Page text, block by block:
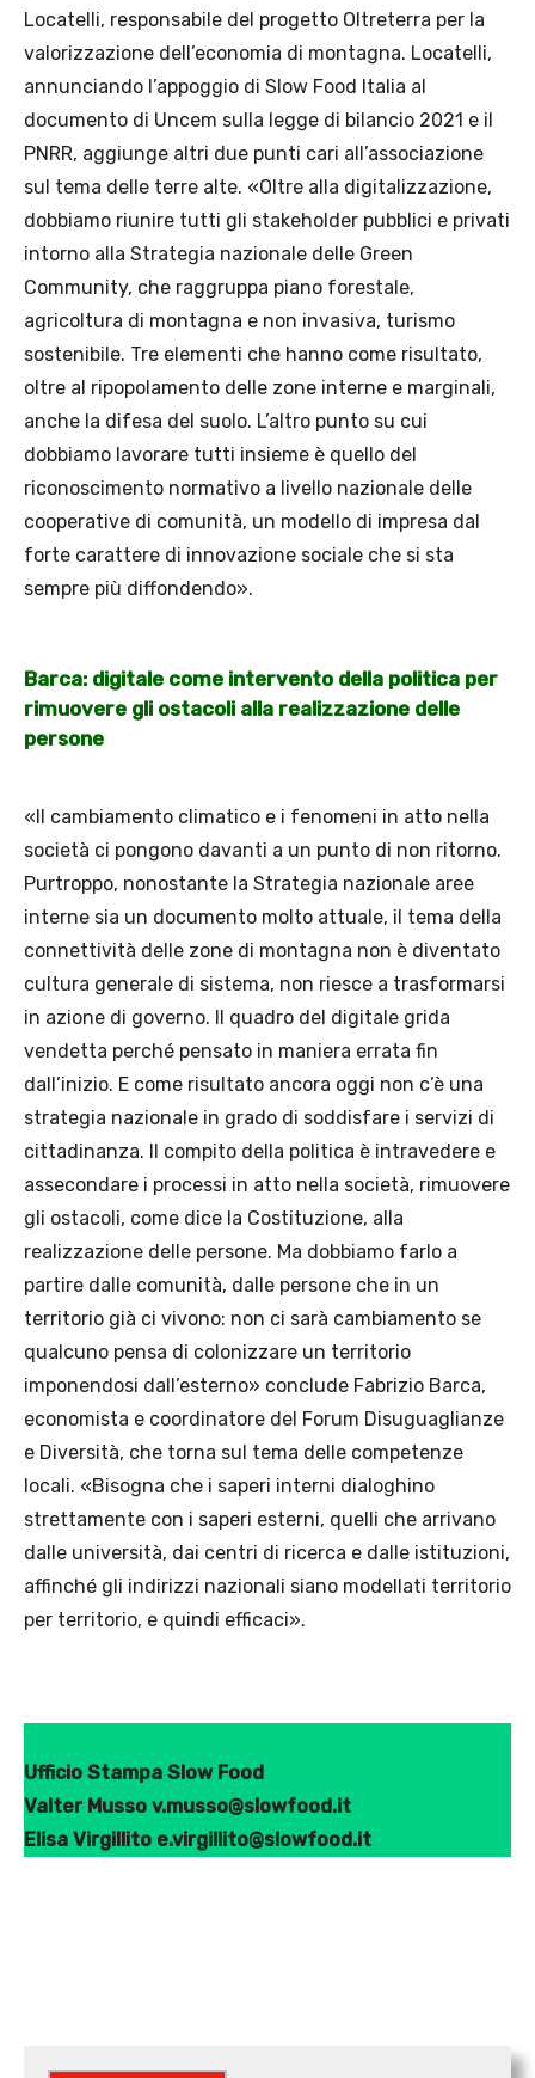
Locatelli, responsabile del progetto Oltreterra per la
valorizzazione dell’economia di montagna. Locatelli,
annunciando l’appoggio di Slow Food Italia al
documento di Uncem sulla legge di bilancio 2021 e il
PNRR, aggiunge altri due punti cari all’associazione
sul tema delle terre alte. «Oltre alla digitalizzazione,
dobbiamo riunire tutti gli stakeholder pubblici e privati
intorno alla Strategia nazionale delle Green
Community, che raggruppa piano forestale,
agricoltura di montagna e non invasiva, turismo
sostenibile. Tre elementi che hanno come risultato,
oltre al ripopolamento delle zone interne e marginali,
anche la difesa del suolo. L’altro punto su cui
dobbiamo lavorare tutti insieme è quello del
riconoscimento normativo a livello nazionale delle
cooperative di comunità, un modello di impresa dal
forte carattere di innovazione sociale che si sta
sempre più diffondendo».
Barca: digitale come intervento della politica per
rimuovere gli ostacoli alla realizzazione delle
persone
«Il cambiamento climatico e i fenomeni in atto nella
società ci pongono davanti a un punto di non ritorno.
Purtroppo, nonostante la Strategia nazionale aree
interne sia un documento molto attuale, il tema della
connettività delle zone di montagna non è diventato
cultura generale di sistema, non riesce a trasformarsi
in azione di governo. Il quadro del digitale grida
vendetta perché pensato in maniera errata fin
dall’inizio. E come risultato ancora oggi non c’è una
strategia nazionale in grado di soddisfare i servizi di
cittadinanza. Il compito della politica è intravedere e
assecondare i processi in atto nella società, rimuovere
gli ostacoli, come dice la Costituzione, alla
realizzazione delle persone. Ma dobbiamo farlo a
partire dalle comunità, dalle persone che in un
territorio già ci vivono: non ci sarà cambiamento se
qualcuno pensa di colonizzare un territorio
imponendosi dall’esterno» conclude Fabrizio Barca,
economista e coordinatore del Forum Disuguaglianze
e Diversità, che torna sul tema delle competenze
locali. «Bisogna che i saperi interni dialoghino
strettamente con i saperi esterni, quelli che arrivano
dalle università, dai centri di ricerca e dalle istituzioni,
affinché gli indirizzi nazionali siano modellati territorio
per territorio, e quindi efficaci».
Ufficio Stampa Slow Food
Valter Musso v.musso@slowfood.it
Elisa Virgillito e.virgillito@slowfood.it